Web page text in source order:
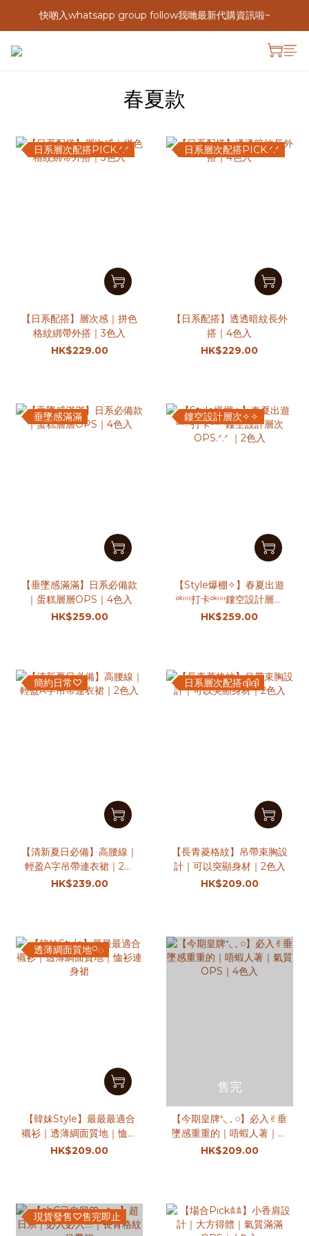
快啲入whatsapp group follow我哋最新代購資訊啦~
春夏款
日系層次配搭PICK.ᐟ.ᐟ
【日系配搭】層次感｜拼色
格紋綁帶外搭｜3色入
HK$229.00
日系層次配搭PICK.ᐟ.ᐟ
【日系配搭】透透暗紋長外
搭｜4色入
HK$229.00
垂墜感滿滿
【垂墜感滿滿】日系必備款
｜蛋糕層層OPS｜4色入
HK$259.00
鏤空設計層次✧︎✧︎
【Style爆棚✧】春夏出遊
ᵒᵏᵎᵎᵎᵎ打卡ᵒᵏᵎᵎᵎᵎ鏤空設計層次
OPS.ᐟ.ᐟ ｜2色入
HK$259.00
簡約日常♡
【清新夏日必備】高腰線｜
輕盈A字吊帶連衣裙｜2色
入
HK$239.00
日系層次配搭ദ്ദിദ്ദി
【長青菱格紋】吊帶束胸設
計｜可以突顯身材｜2色入
HK$209.00
透薄綢面質地𓋪◌
【韓妹Style】最最最適合
襯衫｜透薄綢面質地｜恤衫
連身裙
HK$209.00
售完
【今期皇牌⁺◟ 𓈒 𓏸】必入✌︎垂
墜感重重的｜唔蝦人著｜氣
質OPS｜4色入
HK$209.00
現貨發售♡售完即止